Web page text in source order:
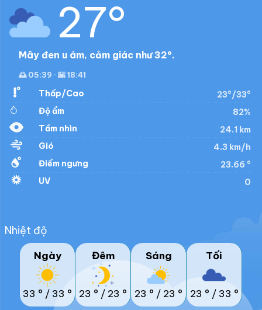
27°
Mây đen u ám, cảm giác như 32°.
🌅 05:39 · 🌇 18:41
Thấp/Cao
23°/33°
Độ ẩm
82%
Tầm nhìn
24.1 km
Gió
4.3 km/h
Điểm ngưng
23.66 °
UV
0
Nhiệt độ
Ngày
33 ° / 33 °
Đêm
23 ° / 23 °
Sáng
23 ° / 23 °
Tối
23 ° / 33 °